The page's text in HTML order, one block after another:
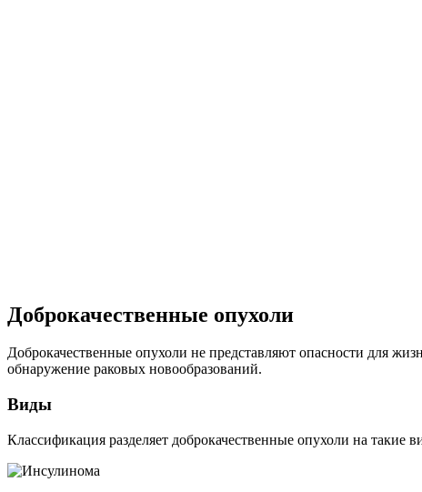
Доброкачественные опухоли
Доброкачественные опухоли не представляют опасности для
обнаружение раковых новообразований.
Виды
Классификация разделяет доброкачественные опухоли на такие